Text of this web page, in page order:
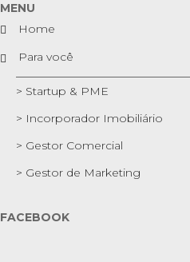
MENU
Home
Para você
> Startup & PME
> Incorporador Imobiliário
> Gestor Comercial
> Gestor de Marketing
FACEBOOK